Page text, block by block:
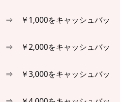
⇒ ￥1,000をキャッシュバッ
⇒ ￥2,000をキャッシュバッ
⇒ ￥3,000をキャッシュバッ